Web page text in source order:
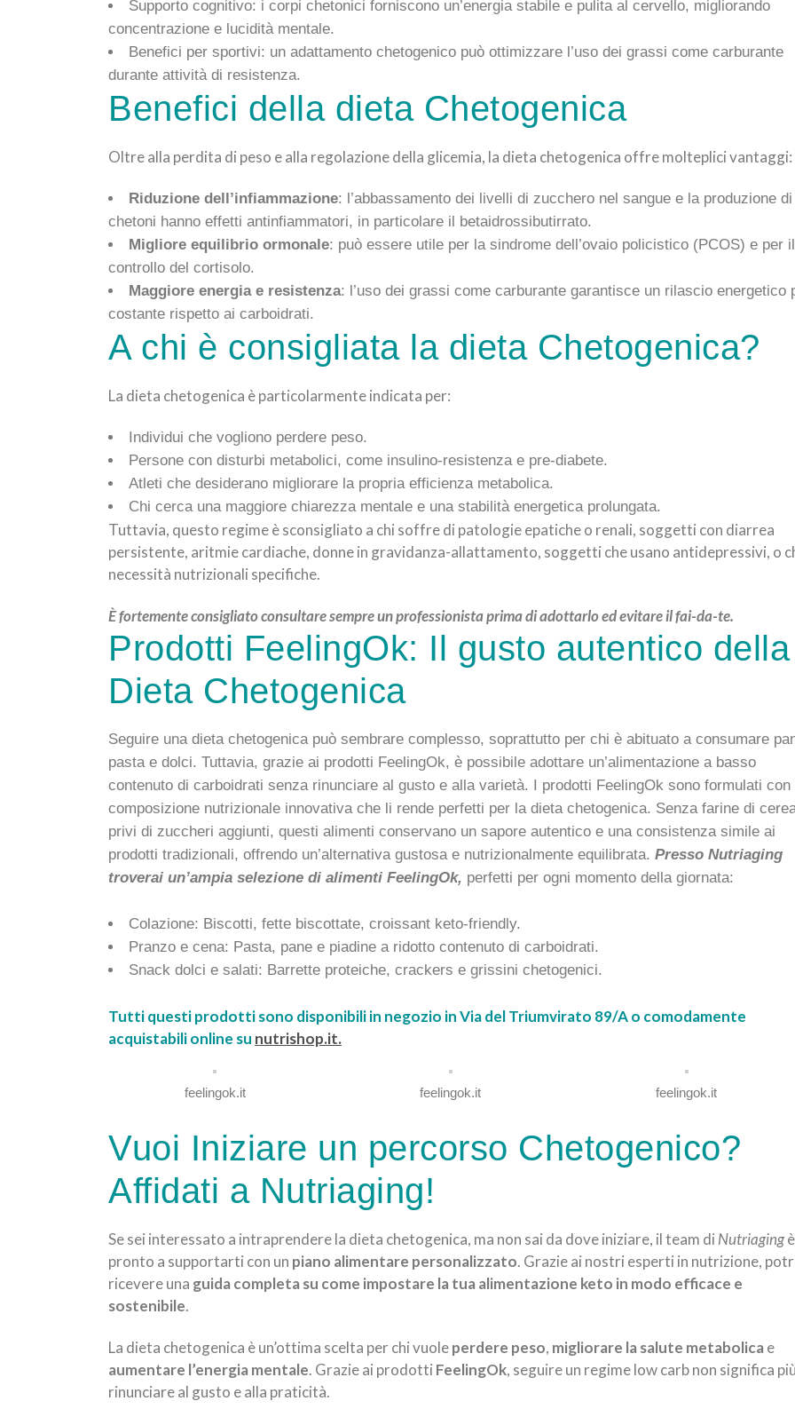
Supporto cognitivo: i corpi chetonici forniscono un’energia stabile e pulita al cervello, migliorando
concentrazione e lucidità mentale.
Benefici per sportivi: un adattamento chetogenico può ottimizzare l’uso dei grassi come carburante
durante attività di resistenza.
Benefici della dieta Chetogenica
Oltre alla perdita di peso e alla regolazione della glicemia, la dieta chetogenica offre molteplici vantaggi:
Riduzione dell’infiammazione: l’abbassamento dei livelli di zucchero nel sangue e la produzione di
chetoni hanno effetti antinfiammatori, in particolare il betaidrossibutirrato.
Migliore equilibrio ormonale: può essere utile per la sindrome dell’ovaio policistico (PCOS) e per il
controllo del cortisolo.
Maggiore energia e resistenza: l’uso dei grassi come carburante garantisce un rilascio energetico
costante rispetto ai carboidrati.
A chi è consigliata la dieta Chetogenica?
La dieta chetogenica è particolarmente indicata per:
Individui che vogliono perdere peso.
Persone con disturbi metabolici, come insulino-resistenza e pre-diabete.
Atleti che desiderano migliorare la propria efficienza metabolica.
Chi cerca una maggiore chiarezza mentale e una stabilità energetica prolungata.
Tuttavia, questo regime è sconsigliato a chi soffre di patologie epatiche o renali, soggetti con diarrea
persistente, aritmie cardiache, donne in gravidanza-allattamento, soggetti che usano antidepressivi, o
necessità nutrizionali specifiche.
È fortemente consigliato consultare sempre un professionista prima di adottarlo ed evitare il fai-da-te.
Prodotti FeelingOk: Il gusto autentico della
Dieta Chetogenica
Seguire una dieta chetogenica può sembrare complesso, soprattutto per chi è abituato a consumare
pasta e dolci. Tuttavia, grazie ai prodotti FeelingOk, è possibile adottare un’alimentazione a basso
contenuto di carboidrati senza rinunciare al gusto e alla varietà. I prodotti FeelingOk sono formulati con
composizione nutrizionale innovativa che li rende perfetti per la dieta chetogenica. Senza farine di
privi di zuccheri aggiunti, questi alimenti conservano un sapore autentico e una consistenza simile ai
prodotti tradizionali, offrendo un’alternativa gustosa e nutrizionalmente equilibrata. Presso Nutriaging
troverai un’ampia selezione di alimenti FeelingOk, perfetti per ogni momento della giornata:
Colazione: Biscotti, fette biscottate, croissant keto-friendly.
Pranzo e cena: Pasta, pane e piadine a ridotto contenuto di carboidrati.
Snack dolci e salati: Barrette proteiche, crackers e grissini chetogenici.
Tutti questi prodotti sono disponibili in negozio in Via del Triumvirato 89/A o comodamente
acquistabili online su nutrishop.it.
feelingok.it feelingok.it feelingok.it
Vuoi Iniziare un percorso Chetogenico?
Affidati a Nutriaging!
Se sei interessato a intraprendere la dieta chetogenica, ma non sai da dove iniziare, il team di Nutriagingè
pronto a supportarti con un piano alimentare personalizzato. Grazie ai nostri esperti in nutrizione,
ricevere una guida completa su come impostare la tua alimentazione keto in modo efficace e
sostenibile.
La dieta chetogenica è un’ottima scelta per chi vuoleperdere peso, migliorare la salute metabolica e
aumentare l’energia mentale. Grazie ai prodotti FeelingOk, seguire un regime low carb non significa
rinunciare al gusto e alla praticità.